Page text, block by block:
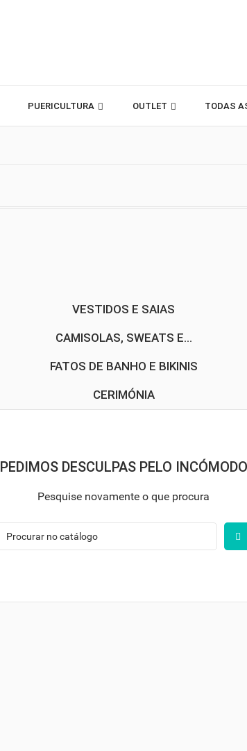
PUERICULTURA OUTLET TODAS
VESTIDOS E SAIAS
CAMISOLAS, SWEATS E...
FATOS DE BANHO E BIKINIS
CERIMÓNIA
PEDIMOS DESCULPAS PELO INCÓMODO
Pesquise novamente o que procura